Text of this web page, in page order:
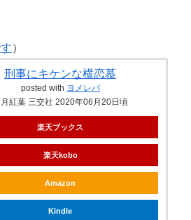
）
刑事にキケンな横恋慕
posted with ヨメレバ
紅葉 三交社 2020年06月20日頃
楽天ブックス
楽天kobo
Amazon
Kindle